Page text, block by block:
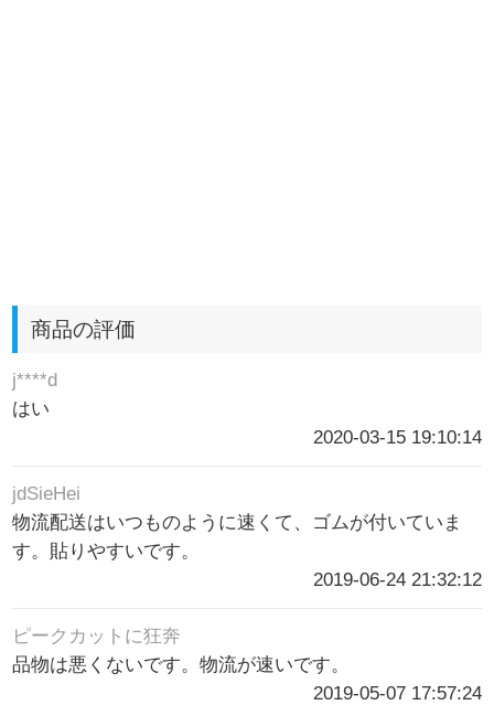
商品の評価
j****d
はい
2020-03-15 19:10:14
jdSieHei
物流配送はいつものように速くて、ゴムが付いていま
す。貼りやすいです。
2019-06-24 21:32:12
ピークカットに狂奔
品物は悪くないです。物流が速いです。
2019-05-07 17:57:24